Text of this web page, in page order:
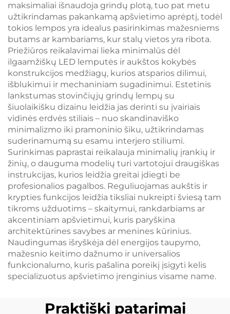
maksimaliai išnaudoja grindų plotą, tuo pat metu
užtikrindamas pakankamą apšvietimo aprėptį, todėl
tokios lempos yra idealus pasirinkimas mažesniems
butams ar kambariams, kur stalų vietos yra ribota.
Priežiūros reikalavimai lieka minimalūs dėl
ilgaamžiškų LED lemputės ir aukštos kokybės
konstrukcijos medžiagų, kurios atsparios dilimui,
išblukimui ir mechaniniam sugadinimui. Estetinis
lankstumas stovinčiųjų grindų lempų su
šiuolaikišku dizainu leidžia jas derinti su įvairiais
vidinės erdvės stiliais – nuo skandinaviško
minimalizmo iki pramoninio šiku, užtikrindamas
suderinamumą su esamu interjero stiliumi.
Surinkimas paprastai reikalauja minimalių įrankių ir
žinių, o dauguma modelių turi vartotojui draugiškas
instrukcijas, kurios leidžia greitai įdiegti be
profesionalios pagalbos. Reguliuojamas aukštis ir
krypties funkcijos leidžia tiksliai nukreipti šviesą tam
tikroms užduotims – skaitymui, rankdarbiams ar
akcentiniam apšvietimui, kuris paryškina
architektūrines savybes ar menines kūrinius.
Naudingumas išryškėja dėl energijos taupymo,
mažesnio keitimo dažnumo ir universalios
funkcionalumo, kuris pašalina poreikį įsigyti kelis
specializuotus apšvietimo įrenginius visame name.
Praktiški patarimai